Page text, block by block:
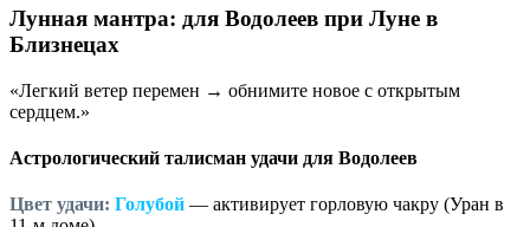
Лунная мантра: для Водолеев при Луне в
Близнецах
«Легкий ветер перемен → обнимите новое с открытым
сердцем.»
Астрологический талисман удачи для Водолеев
Цвет удачи: Голубой — активирует горловую чакру (Уран в